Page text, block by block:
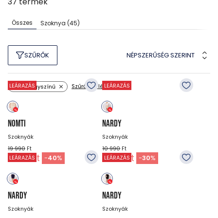
Összes Szoknya (45)
SZŰRŐK NÉPSZERŰSÉG SZERINT
Minta: egyszínű Szűrők törlése
LEÁRAZÁS
NOMTI
Szoknyák
19 990 Ft
11 990Ft -40%
LEÁRAZÁS
NARDY
Szoknyák
10 990Ft
7 690Ft -30%
LEÁRAZÁS
NARDY
Szoknyák
LEÁRAZÁS
NARDY
Szoknyák